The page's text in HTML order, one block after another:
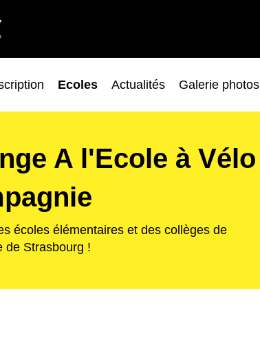
Ecoles Actualités Galerie photos
A l'Ecole à Vélo
écoles élémentaires et des collèges de
de Strasbourg !